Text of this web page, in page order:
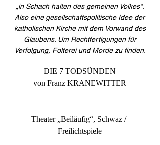
„in Schach halten des gemeinen Volkes“.
Also eine gesellschaftspolitische Idee der
katholischen Kirche mit dem Vorwand des
Glaubens. Um Rechtfertigungen für
Verfolgung, Folterei und Morde zu finden.
DIE 7 TODSÜNDEN
von Franz KRANEWITTER
Theater „Beiläufig“, Schwaz /
Freilichtspiele